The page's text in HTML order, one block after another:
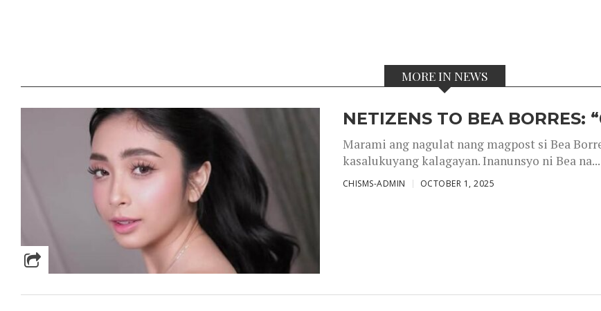
MORE IN NEWS
NETIZENS TO BEA BORRES:
Marami ang nagulat nang magpost si Bea
kasalukuyang kalagayan. Inanunsyo ni Bea na...
CHISMS-ADMIN OCTOBER 1, 2025